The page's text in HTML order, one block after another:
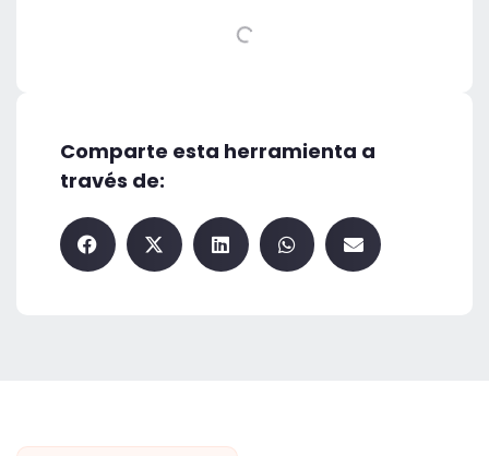
Comparte esta herramienta a
través de: